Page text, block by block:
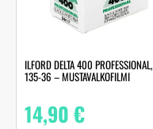
ILFORD DELTA 400 PROFESSIONAL,
135-36 – MUSTAVALKOFILMI
14,90€